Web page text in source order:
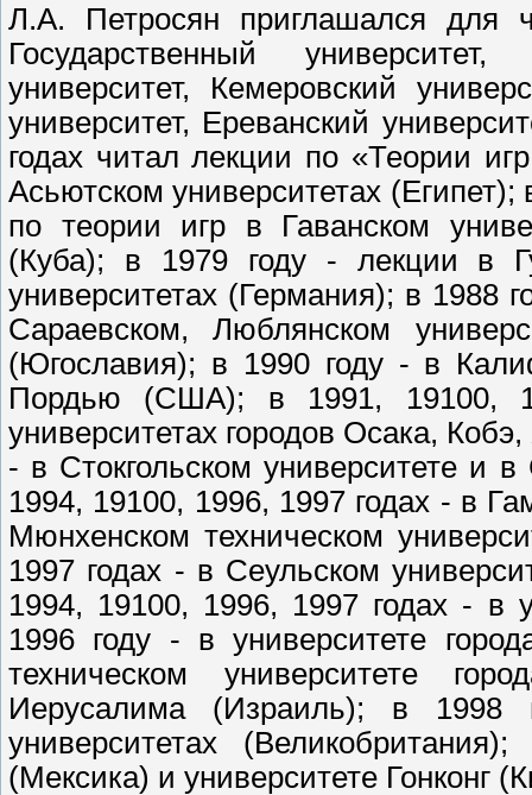
Л.А. Петросян приглашался для
Государственный
университет, Кемеровский
университет, Ереванский
годах читал лекции по «Теории
Асьютском университетах (Египет);
по теории игр в Гаванском
(Куба); в 1979 году - лекции в
университетах (Германия); в 1988
Сараевском, Люблянском
(Югославия); в 1990 году - в
Пордью (США); в 1991, 19100,
университетах городов Осака,
- в Стокгольском университете и в
1994, 19100, 1996, 1997 годах - в
Мюнхенском техническом
1997 годах - в Сеульском
1994, 19100, 1996, 1997 годах - в
1996 году - в университете
техническом университете
Иерусалима (Израиль); в
университетах
(Мексика) и университете Гонконг